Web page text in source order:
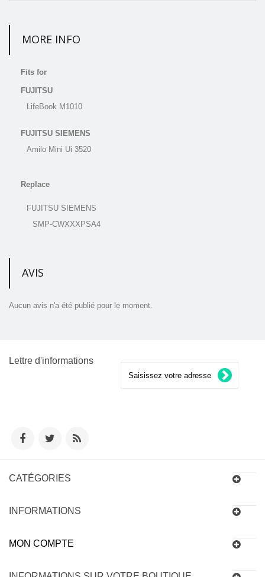
MORE INFO
Fits for
FUJITSU
LifeBook M1010
FUJITSU SIEMENS
Amilo Mini Ui 3520
Replace
FUJITSU SIEMENS
SMP-CWXXXPSA4
AVIS
Aucun avis n'a été publié pour le moment.
Lettre d'informations
CATÉGORIES
INFORMATIONS
MON COMPTE